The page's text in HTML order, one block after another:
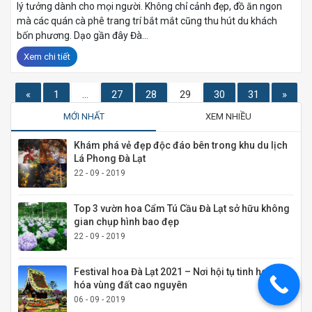
lý tưởng dành cho mọi người. Không chỉ cảnh đẹp, đồ ăn ngon
mà các quán cà phê trang trí bắt mắt cũng thu hút du khách
bốn phương. Dạo gần đây Đà...
Xem chi tiết
« 1 … 27 28 29 30 31 »
MỚI NHẤT XEM NHIỀU
Khám phá vẻ đẹp độc đáo bên trong khu du lịch
Lá Phong Đà Lạt
22 - 09 - 2019
Top 3 vườn hoa Cẩm Tú Cầu Đà Lạt sở hữu không
gian chụp hình bao đẹp
22 - 09 - 2019
Festival hoa Đà Lạt 2021 – Nơi hội tụ tinh hoa văn
hóa vùng đất cao nguyên
06 - 09 - 2019